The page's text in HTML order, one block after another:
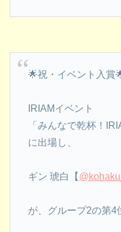
🌟祝・イベント入賞
IRIAMイベント
「みんなで乾杯！
に出場し、
ギン 琥白【
が、グループ2の第4